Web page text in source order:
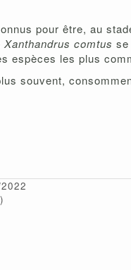
pour être, au
Xanthandrus comtus
espèces les plus
souvent,